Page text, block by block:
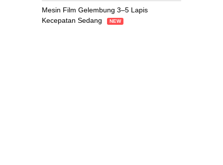
Mesin Film Gelembung 3–5 Lapis
Kecepatan Sedang
NEW